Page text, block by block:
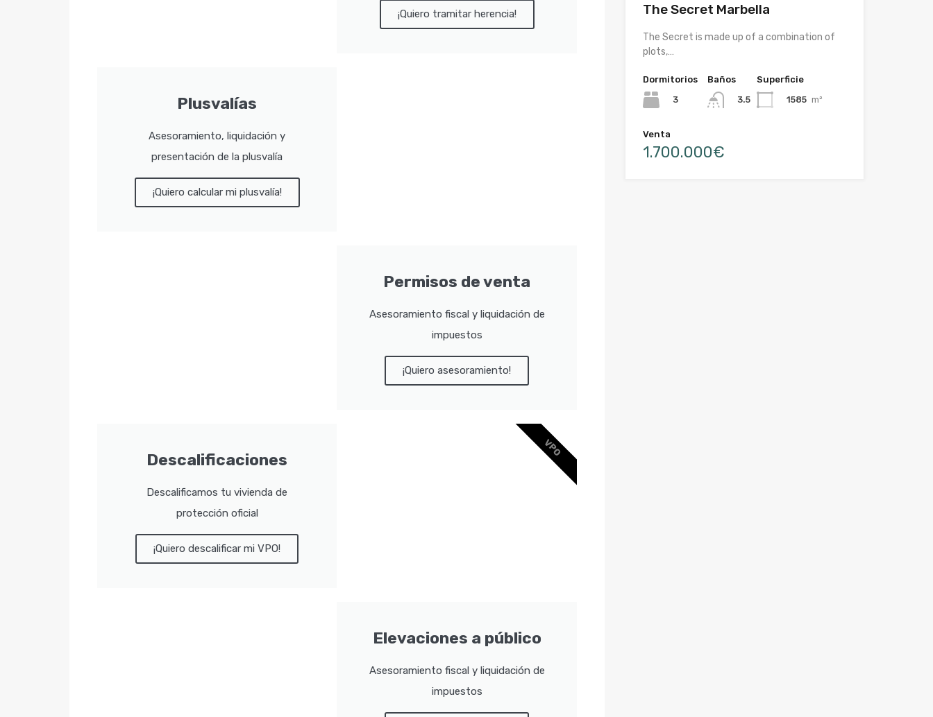
¡Quiero tramitar herencia!
Plusvalías
Asesoramiento, liquidación y
presentación de la plusvalía
¡Quiero calcular mi plusvalía!
Permisos de venta
Asesoramiento fiscal y liquidación de
impuestos
¡Quiero asesoramiento!
Descalificaciones
Descalificamos tu vivienda de
protección oficial
¡Quiero descalificar mi VPO!
VPO
Elevaciones a público
Asesoramiento fiscal y liquidación de
impuestos
The Secret Marbella
The Secret is made up of a combination of
plots,…
Dormitorios
3
Baños
3.5
Superficie
1585 m²
Venta
1.700.000€